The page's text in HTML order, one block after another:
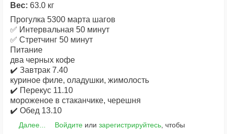
Вес: 63.0 кг
Прогулка 5300 марта шагов
✅ Интервальная 50 минут
✅ Стретчинг 50 минут
Питание
два черных кофе
✔️ Завтрак 7.40
куриное филе, оладушки, жимолость
✔️ Перекус 11.10
мороженое в стаканчике, черешня
✔️ Обед 13.10
Далее... Войдитеили зарегистрируйтесь, чтобы